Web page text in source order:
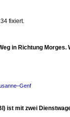
fixiert.
in Richtung
ist mit zwei